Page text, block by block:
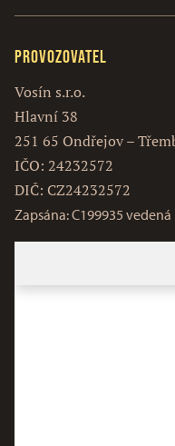
Provozovatel
Vosín s.r.o.
Hlavní 38
251 65 Ondřejov –
IČO: 24232572
DIČ: CZ24232572
Zapsána: C199935